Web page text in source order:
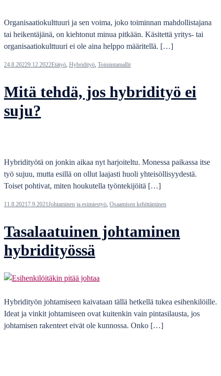
Organisaatiokulttuuri ja sen voima, joko toiminnan mahdollistajana
tai heikentäjänä, on kiehtonut minua pitkään. Käsitettä yritys- tai
organisaatiokulttuuri ei ole aina helppo määritellä. […]
24.8.20229.12.2022Etätyö, Hybridityö, Toimintamallit
Mitä tehdä, jos hybridityö ei
suju?
Hybridityötä on jonkin aikaa nyt harjoiteltu. Monessa paikassa itse
työ sujuu, mutta esillä on ollut laajasti huoli yhteisöllisyydestä.
Toiset pohtivat, miten houkutella työntekijöitä […]
11.8.20217.9.2021Johtaminen ja esimiestyö, Osaamisen kehittäminen
Tasalaatuinen johtaminen
hybridityössä
Hybridityön johtamiseen kaivataan tällä hetkellä tukea esihenkilöille.
Ideat ja vinkit johtamiseen ovat kuitenkin vain pintasilausta, jos
johtamisen rakenteet eivät ole kunnossa. Onko […]